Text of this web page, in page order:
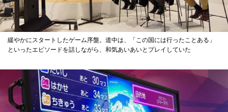
緩やかにスタートしたゲーム序盤。道中は、「この国には行ったことある」
といったエピソードを話しながら、和気あいあいとプレイしていた